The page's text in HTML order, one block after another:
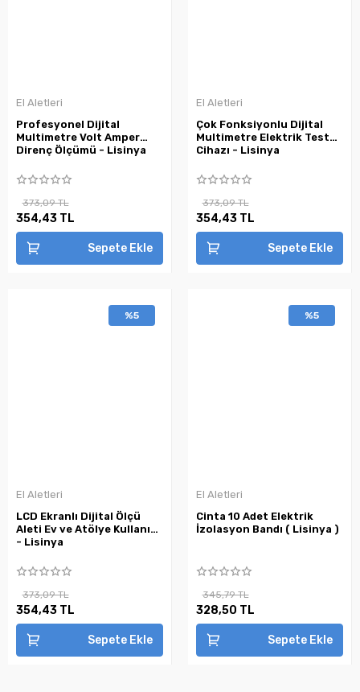
El Aletleri
Profesyonel Dijital
Multimetre Volt Amper
Direnç Ölçümü - Lisinya
373,09 TL
354,43 TL
Sepete Ekle
El Aletleri
Çok Fonksiyonlu Dijital
Multimetre Elektrik Test
Cihazı - Lisinya
373,09 TL
354,43 TL
Sepete Ekle
%5
El Aletleri
LCD Ekranlı Dijital Ölçü
Aleti Ev ve Atölye Kullanımı
- Lisinya
373,09 TL
354,43 TL
Sepete Ekle
%5
El Aletleri
Cinta 10 Adet Elektrik
İzolasyon Bandı ( Lisinya )
345,79 TL
328,50 TL
Sepete Ekle